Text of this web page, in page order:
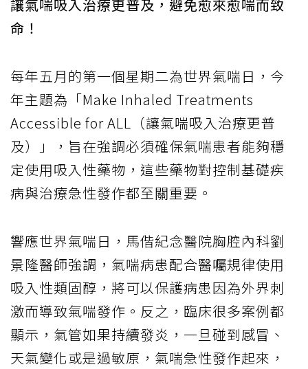
讓氣喘吸入治療更普及，避免愈來愈喘而致
命！
每年五月的第一個星期二為世界氣喘日，今
年主題為「Make Inhaled Treatments
Accessible for ALL（讓氣喘吸入治療更普
及）」，旨在強調必須確保氣喘患者能夠穩
定使用吸入性藥物，這些藥物對控制基礎疾
病與治療急性發作都至關重要。
響應世界氣喘日，馬偕紀念醫院胸腔內科劉
景隆醫師強調，氣喘病患配合醫囑規律使用
吸入性類固醇，將可以保護病患因為外界刺
激而導致氣喘發作。反之，臨床很多案例都
顯示，氣管如果持續發炎，一旦碰到感冒、
天氣變化或是過敏原，氣喘急性發作起來，